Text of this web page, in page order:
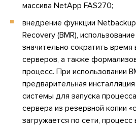
массива NetApp FAS270;
внедрение функции
Recovery (BMR),
значительно сократить время
серверов, а также
процесс. При использовании
предварительная
системы для запуска
сервера из резервной копии
загружается по сети, процесс